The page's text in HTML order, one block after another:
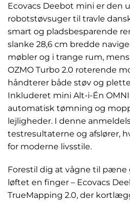
Ecovacs Deebot mini er den
robotstøvsuger til travle
smart og pladsbesparende
slanke 28,6 cm bredde
møbler og i trange rum,
OZMO Turbo 2.0 roterende
håndterer både støv og
Inkluderet mini Alt-i-Én
automatisk tømning og
lejligheder. I denne
testresultaterne og afslører,
for moderne livsstile.
Forestil dig at vågne til pæne
løftet en finger – Ecovacs
TrueMapping 2.0, der